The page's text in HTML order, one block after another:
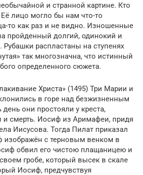
и странной картине. Кто
лицо могло бы нам что-то
то как раз и не видно. Изношенные
пройденный долгий, одинокий и
распластаны на ступенях
так многозначна, что истинный
определенного сюжета.
Христа» (1495) Три Марии и
в горе над безжизненным
день они простояли у креста,
и смерть. Иосиф из Аримафеи, придя
Иисусова. Тогда Пилат приказал
изображён с терновым венком в
обвил его чистою плащаницею и
гробе, который высек в скале
Иосиф, предчувствуя